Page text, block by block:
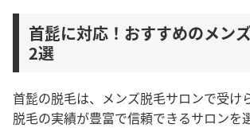
首髭に対応！おすすめのメン
2選
首髭の脱毛は、メンズ脱毛サロンで受け
脱毛の実績が豊富で信頼できるサロンを